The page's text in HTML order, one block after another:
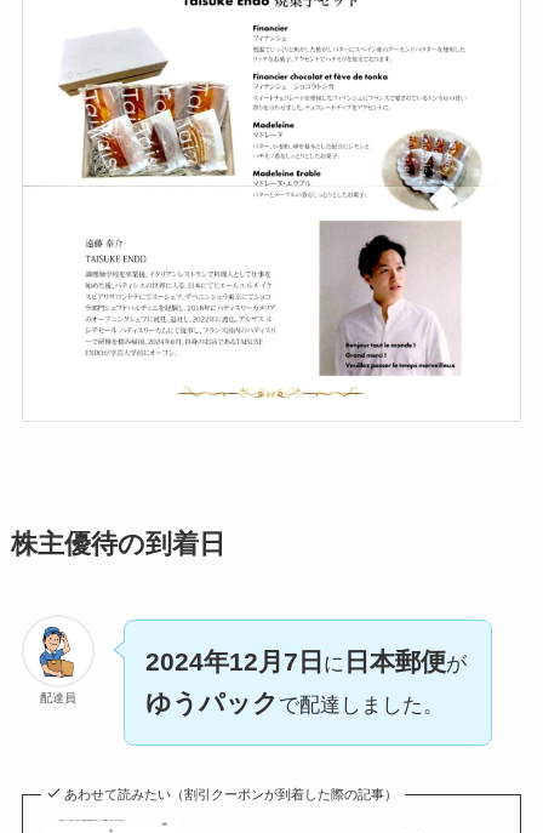
株主優待の到着日
配達員
2024年12月7日 に 日本郵便が
ゆうパック で配達しました。
あわせて読みたい（割引クーポンが到着した際の記事）